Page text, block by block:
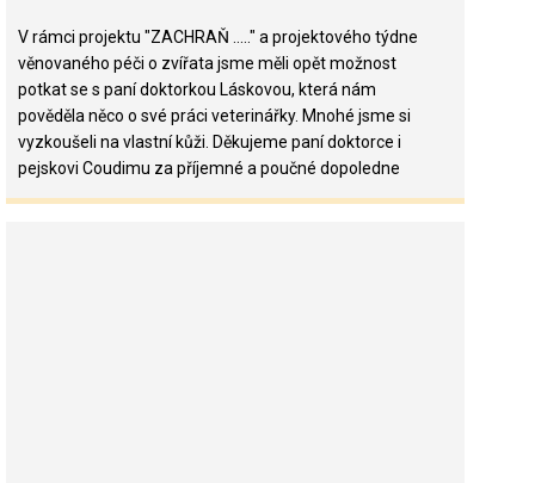
V rámci projektu "ZACHRAŇ ....." a projektového týdne
věnovaného péči o zvířata jsme měli opět možnost
potkat se s paní doktorkou Láskovou, která nám
pověděla něco o své práci veterinářky. Mnohé jsme si
vyzkoušeli na vlastní kůži. Děkujeme paní doktorce i
pejskovi Coudimu za příjemné a poučné dopoledne